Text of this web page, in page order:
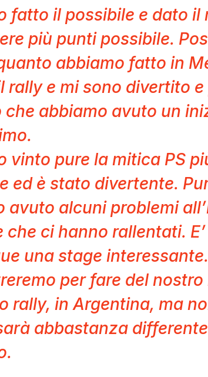
fatto il possibile e dato il
più punti possibile.
abbiamo fatto in
rally e mi sono divertito
abbiamo avuto un
vinto pure la mitica PS
ed è stato divertente.
avuto alcuni problemi
che ci hanno rallentati.
una stage
per fare del nostro
rally, in Argentina, ma
abbastanza